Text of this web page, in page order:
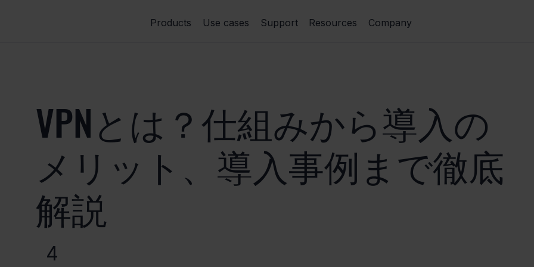
Products Use cases Support Resources Company
VPNとは？仕組みから導入の
メリット、導入事例まで徹底
解説
4